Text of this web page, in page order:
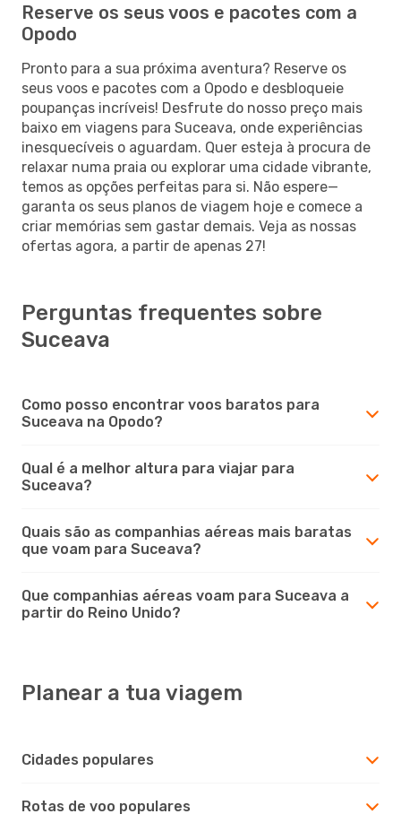
Reserve os seus voos e pacotes com a
Opodo
Pronto para a sua próxima aventura? Reserve os
seus voos e pacotes com a Opodo e desbloqueie
poupanças incríveis! Desfrute do nosso preço mais
baixo em viagens para Suceava, onde experiências
inesquecíveis o aguardam. Quer esteja à procura de
relaxar numa praia ou explorar uma cidade vibrante,
temos as opções perfeitas para si. Não espere—
garanta os seus planos de viagem hoje e comece a
criar memórias sem gastar demais. Veja as nossas
ofertas agora, a partir de apenas 27!
Perguntas frequentes sobre
Suceava
Como posso encontrar voos baratos para
Suceava na Opodo?
Qual é a melhor altura para viajar para
Suceava?
Quais são as companhias aéreas mais baratas
que voam para Suceava?
Que companhias aéreas voam para Suceava a
partir do Reino Unido?
Planear a tua viagem
Cidades populares
Rotas de voo populares